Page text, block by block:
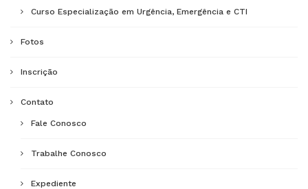
Curso Especialização em Urgência, Emergência e CTI
Fotos
Inscrição
Contato
Fale Conosco
Trabalhe Conosco
Expediente